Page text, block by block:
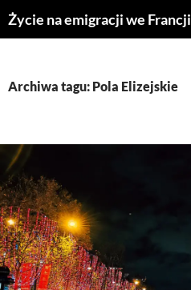
Przejdź
doŻycie na emigracji we Francji
Archiwa tagu: Pola Elizejskie